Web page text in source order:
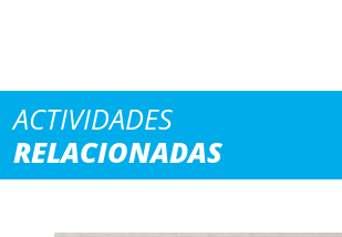
ACTIVIDADES
RELACIONADAS